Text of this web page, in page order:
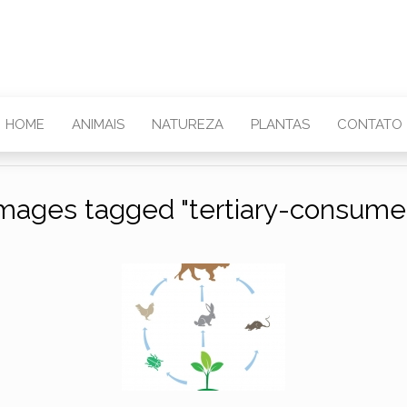
HOME ANIMAIS NATUREZA PLANTAS CONTATO
tagged "tertiary-